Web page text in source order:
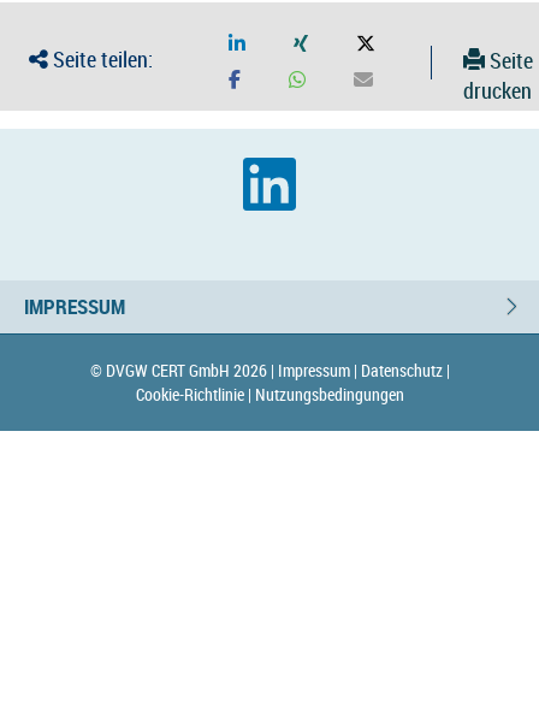
Seite teilen:
Seite
drucken
IMPRESSUM
© DVGW CERT GmbH 2026 | Impressum | Datenschutz |
Cookie-Richtlinie | Nutzungsbedingungen